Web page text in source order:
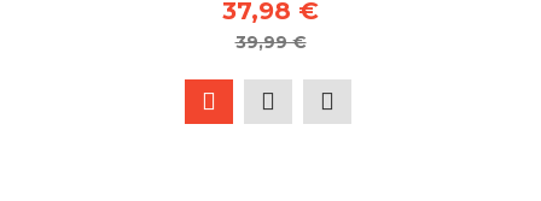
37,98 €
39,99 €